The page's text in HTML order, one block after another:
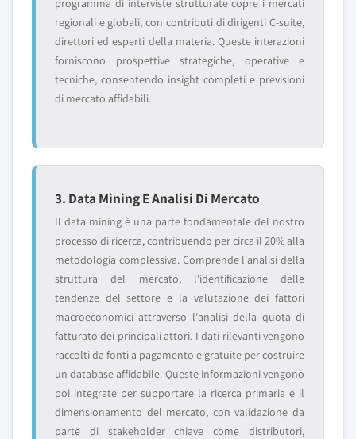
programma di interviste strutturate copre i mercati
regionali e globali, con contributi di dirigenti C-suite,
direttori ed esperti della materia. Queste interazioni
forniscono prospettive strategiche, operative e
tecniche, consentendo insight completi e previsioni
di mercato affidabili.
3. Data Mining E Analisi Di Mercato
Il data mining è una parte fondamentale del nostro
processo di ricerca, contribuendo per circa il 20% alla
metodologia complessiva. Comprende l'analisi della
struttura del mercato, l'identificazione delle
tendenze del settore e la valutazione dei fattori
macroeconomici attraverso l'analisi della quota di
fatturato dei principali attori. I dati rilevanti vengono
raccolti da fonti a pagamento e gratuite per costruire
un database affidabile. Queste informazioni vengono
poi integrate per supportare la ricerca primaria e il
dimensionamento del mercato, con validazione da
parte di stakeholder chiave come distributori,